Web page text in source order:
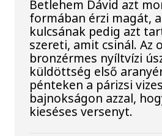
Betlehem Dávid azt
formában érzi magát,
kulcsának pedig azt
szereti, amit csinál. Az
bronzérmes nyíltvízi
küldöttség első
pénteken a párizsi
bajnokságon azzal,
kieséses versenyt.